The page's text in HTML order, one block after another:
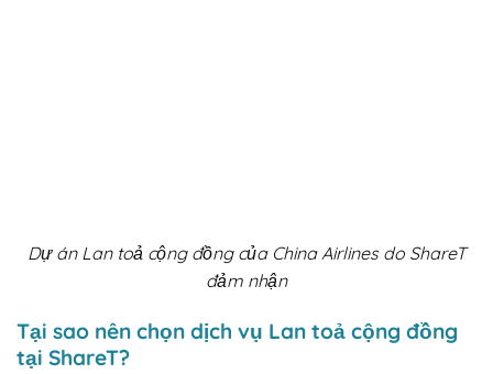
Dự án Lan toả cộng đồng của China Airlines do ShareT
đảm nhận
Tại sao nên chọn dịch vụ Lan toả cộng đồng
tại ShareT?